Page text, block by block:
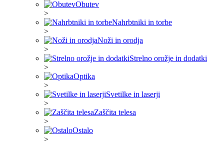
Obutev
>
Nahrbtniki in torbe
>
Noži in orodja
>
Strelno orožje in dodatki
>
Optika
>
Svetilke in laserji
>
Zaščita telesa
>
Ostalo
>